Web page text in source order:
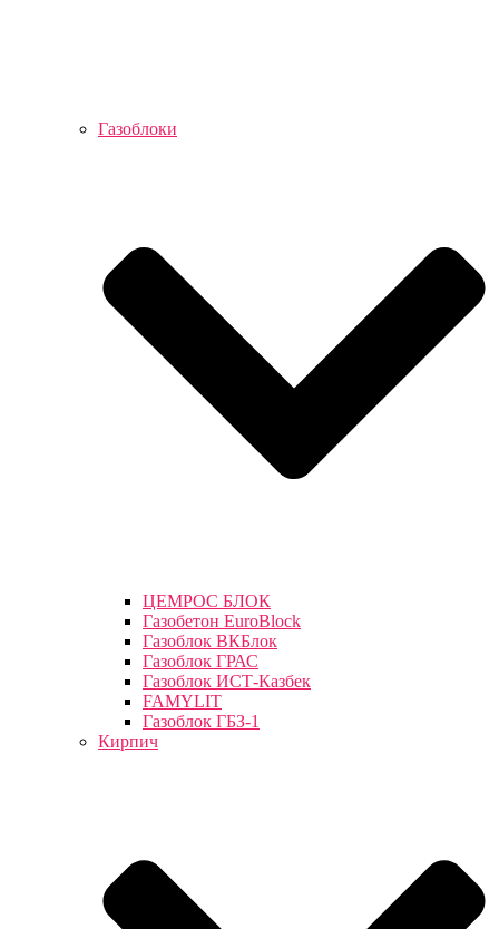
Газоблоки
ЦЕМРОС БЛОК
Газобетон EuroBlock
Газоблок ВКБлок
Газоблок ГРАС
Газоблок ИСТ-Казбек
FAMYLIT
Газоблок ГБЗ-1
Кирпич